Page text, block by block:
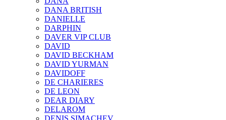
DANA BRITISH
DANIELLE
DARPHIN
DAVER VIP CLUB
DAVID
DAVID BECKHAM
DAVID YURMAN
DAVIDOFF
DE CHARIERES
DE LEON
DEAR DIARY
DELAROM
DENIS SIMACHEV